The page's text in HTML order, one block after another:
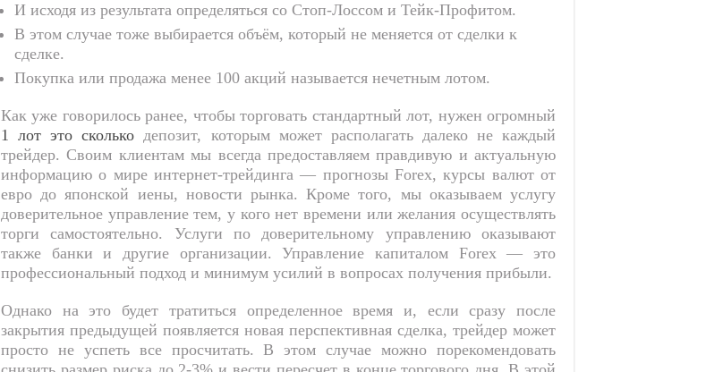
И исходя из результата определяться со Стоп-Лоссом и Тейк-Профитом.
В этом случае тоже выбирается объём, который не меняется от сделки к
сделке.
Покупка или продажа менее 100 акций называется нечетным лотом.
Как уже говорилось ранее, чтобы торговать стандартный лот, нужен огромный
1 лот это сколько депозит, которым может располагать далеко не каждый
трейдер. Своим клиентам мы всегда предоставляем правдивую и актуальную
информацию о мире интернет-трейдинга — прогнозы Forex, курсы валют от
евро до японской иены, новости рынка. Кроме того, мы оказываем услугу
доверительное управление тем, у кого нет времени или желания осуществлять
торги самостоятельно. Услуги по доверительному управлению оказывают
также банки и другие организации. Управление капиталом Forex — это
профессиональный подход и минимум усилий в вопросах получения прибыли.
Однако на это будет тратиться определенное время и, если сразу после
закрытия предыдущей появляется новая перспективная сделка, трейдер может
просто не успеть все просчитать. В этом случае можно порекомендовать